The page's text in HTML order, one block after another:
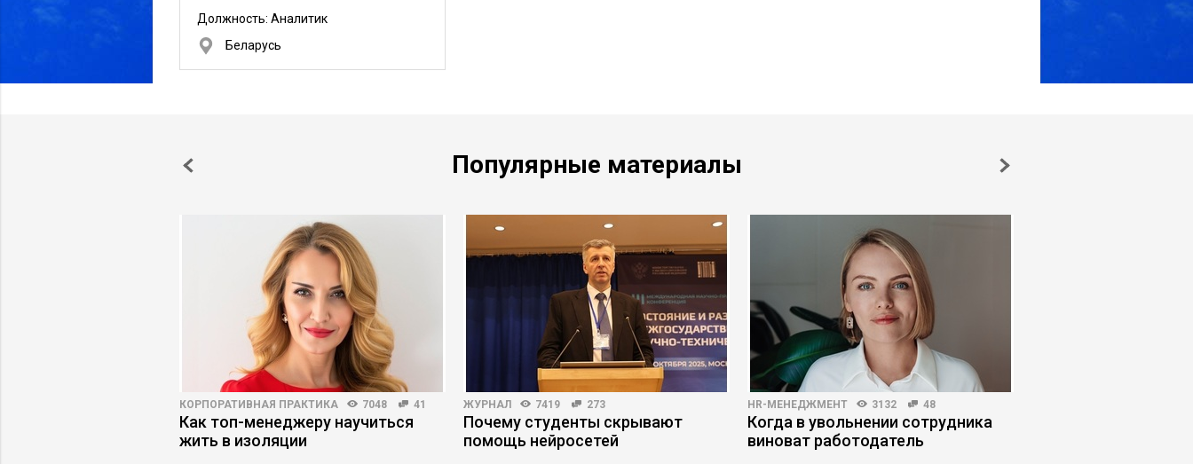
Должность: Аналитик
Беларусь
Популярные материалы
КОРПОРАТИВНАЯ ПРАКТИКА 7048 41
Как топ-менеджеру научиться
жить в изоляции
ЖУРНАЛ 7419 273
Почему студенты скрывают
помощь нейросетей
HR-МЕНЕДЖМЕНТ 3132 48
Когда в увольнении сотрудника
виноват работодатель